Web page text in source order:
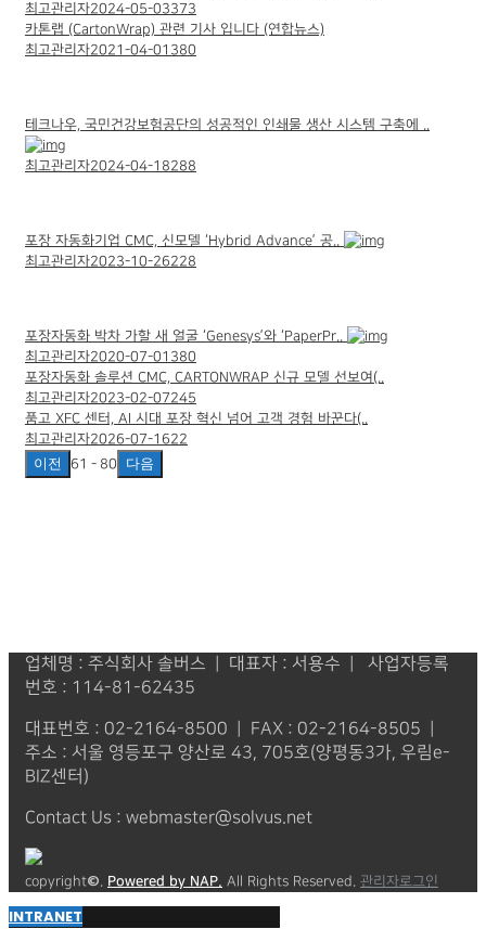
최고관리자2024-05-03373
카톤랩 (CartonWrap) 관련 기사 입니다 (연합뉴스)
최고관리자2021-04-01 380
테크나우, 국민건강보험공단의 성공적인 인쇄물 생산 시스템 구축에 ..
최고관리자2024-04-18288
포장 자동화기업 CMC, 신모델 ‘Hybrid Advance’ 공..
최고관리자2023-10-26228
포장자동화 박차 가할 새 얼굴 ‘Genesys’와 ‘PaperPr..
최고관리자2020-07-01 380
포장자동화 솔루션 CMC, CARTONWRAP 신규 모델 선보여(..
최고관리자2023-02-07245
품고 XFC 센터, AI 시대 포장 혁신 넘어 고객 경험 바꾼다(..
최고관리자2026-07-1622
이전 61 - 80 다음
업체명 : 주식회사 솔버스 | 대표자 : 서용수 | 사업자등록
번호 : 114-81-62435
대표번호 : 02-2164-8500 | FAX : 02-2164-8505 |
주소 : 서울 영등포구 양산로 43, 705호(양평동3가, 우림e-
BIZ센터)
Contact Us : webmaster@solvus.net
copyright©. Powered by NAP. All Rights Reserved. 관리자로그인
INTRANET